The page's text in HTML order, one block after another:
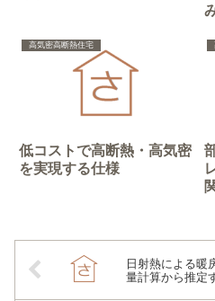
高気密高断熱住宅
低コストで高断熱・高気密
を実現する仕様
日射熱による暖
量計算から推定